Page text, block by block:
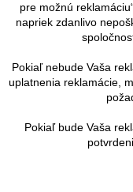
pre možnú
napriek zdanlivo
Pokiaľ nebude Vaša
uplatnenia reklamácie,
Pokiaľ bude Vaša